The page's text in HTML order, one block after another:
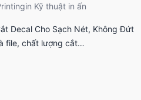
in Kỹ thuật in ấn
Decal Cho Sạch Nét, Không Đứt
file, chất lượng cắt…